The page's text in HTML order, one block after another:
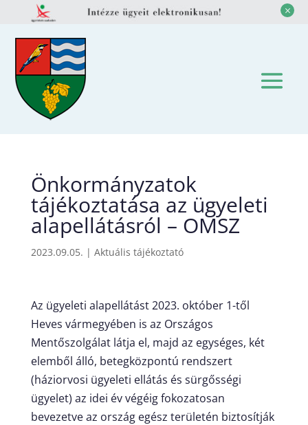
M
Önkormányzatok
tájékoztatása az ügyeleti
alapellátásról – OMSZ
2023.09.05. | Aktuális tájékoztató
Az ügyeleti alapellátást 2023. október 1-től
Heves vármegyében is az Országos
Mentőszolgálat látja el, majd az egységes, két
elemből álló, betegközpontú rendszert
(háziorvosi ügyeleti ellátás és sürgősségi
ügyelet) az idei év végéig fokozatosan
bevezetve az ország egész területén biztosítják